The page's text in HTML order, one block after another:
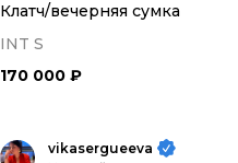
Клатч/вечерняя сумка
INT S
170 000 ₽
vikasergueeva